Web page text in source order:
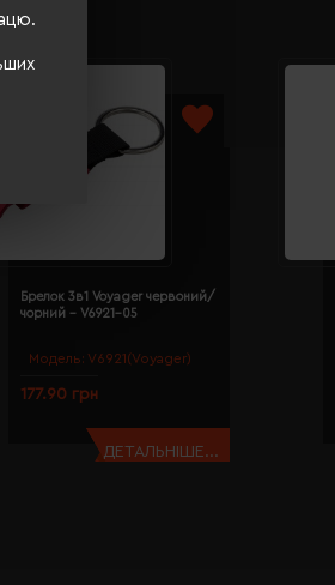
Модель: V6921(Voyager)
Брелок 3в1 Voyager червоний/
чорний - V6921-05
177.90 грн
ДЕТАЛЬНІШЕ...